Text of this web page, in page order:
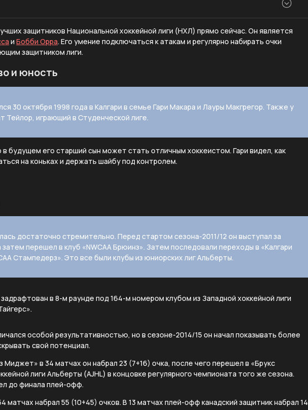
защитников Национальной хоккейной лиги (НХЛ) прямо сейчас. Он является
и Бобби Орра. Его умение подключаться к атакам и регулярно набирать очки
защитником лиги.
и юность
30 октября 1998 года в Калгари в семье Гари Макара и Лауры Макгрегор. Также у
Тейлор, играющий в Студенческой лиге.
будущем его старший сын может стать отличным хоккеистом. Гари видел, как
на коньках и держать шайбу под контролем.
достаточно стремительно. Перед стартом сезона-2011/12 он выступал за
затем перешел в клуб «NWCAA Брюинз». Затем последовали переходы в «Калгари
Стампедерз». Это все были клубы из юниорских лиг Альберты.
в 8-м раунде под 164-м номером клубом из Западной хоккейной лиги
особой результативностью, но в сезоне-2014/15 он начал показывать более
свой потенциал.
Миджет» в 34 матчах он набрал 23 (7+16) очка, после чего перешел в «Брукс
лиги Альберты (AJHL) в концовке регулярного чемпионата того же сезона.
до финала плей-офф.
матчах набрал 55 (10+45) очков. В 13 матчах плей-офф канадский защитник набрал 14